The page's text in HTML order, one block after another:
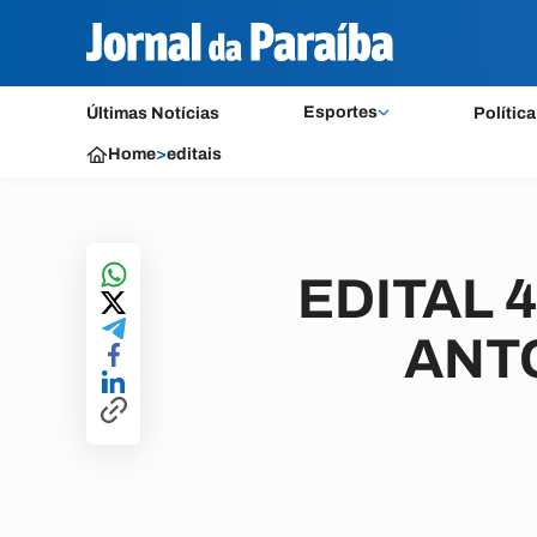
Últimas Notícias Esportes Política
Home>editais
EDITAL